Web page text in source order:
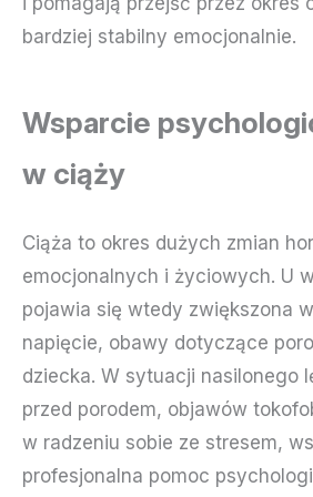
bardziej stabilny emocjonalnie.
Wsparcie
w ciąży
Ciąża to okres dużych zmian
emocjonalnych i życiowych. U
pojawia się wtedy zwiększona
napięcie, obawy dotyczące
dziecka. W sytuacji nasilonego
przed porodem, objawów
w radzeniu sobie ze stresem,
profesjonalna pomoc